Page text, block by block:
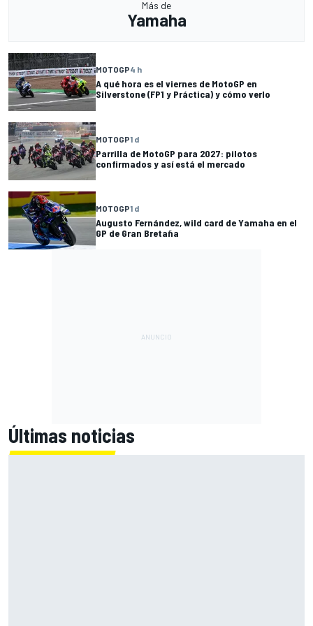
Más de
Yamaha
MOTOGP4 h
A qué hora es el viernes de MotoGP en
Silverstone (FP1 y Práctica) y cómo verlo
MOTOGP1 d
Parrilla de MotoGP para 2027: pilotos
confirmados y así está el mercado
MOTOGP1 d
Augusto Fernández, wild card de Yamaha en el
GP de Gran Bretaña
Últimas noticias